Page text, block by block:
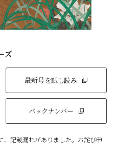
ズ
最新号を試し読み
バックナンバー
、記載漏れがありました。お詫び申